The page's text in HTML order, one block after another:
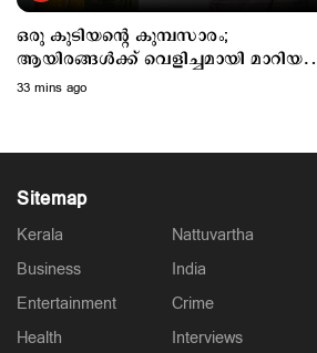
Latest
വധക്കേസില്‍ നിലപാട് കടുപ്പിച്ച്
2 hours ago
ഒരു കുടിയന്‍റെ കുമ്പസാരം;
ആയിരങ്ങള്‍ക്ക് വെളിച്ചമായി മാറിയ
പ്രഫ.ജോൺസ് മംഗലം തുടക്കമിട്ട
33 mins ago
Sitemap
Kerala
Business
Entertainment
Health
Nattuvartha
India
Crime
Interviews